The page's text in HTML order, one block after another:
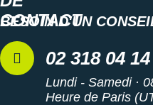
BESOIN D'UN
02 318 04 14
Lundi - Samedi ·
Heure de Paris